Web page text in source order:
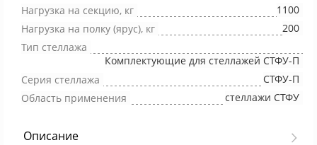
Нагрузка на секцию, кг
1100
Нагрузка на полку (ярус), кг
200
Тип стеллажа
Комплектующие для стеллажей СТФУ-П
Серия стеллажа
СТФУ-П
Область применения
стеллажи СТФУ
Описание